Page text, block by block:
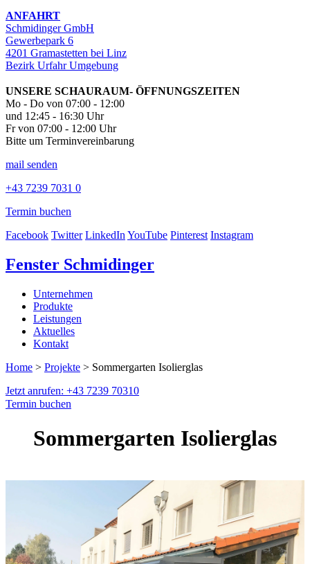
ANFAHRT
Schmidinger GmbH
Gewerbepark 6
4201 Gramastetten bei Linz
Bezirk Urfahr Umgebung
UNSERE SCHAURAUM- ÖFFNUNGSZEITEN
Mo - Do von 07:00 - 12:00
und 12:45 - 16:30 Uhr
Fr von 07:00 - 12:00 Uhr
Bitte um Terminvereinbarung
mail senden
+43 7239 7031 0
Termin buchen
Facebook Twitter LinkedInYouTube Pinterest Instagram
Fenster Schmidinger
Unternehmen
Produkte
Leistungen
Aktuelles
Kontakt
Home > Projekte > Sommergarten Isolierglas
Jetzt anrufen: +43 7239 70310
Termin buchen
Sommergarten Isolierglas